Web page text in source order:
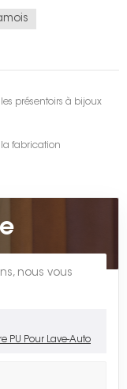
présentoirs à bijoux
fabrication
nous vous
PU Pour Lave-Auto